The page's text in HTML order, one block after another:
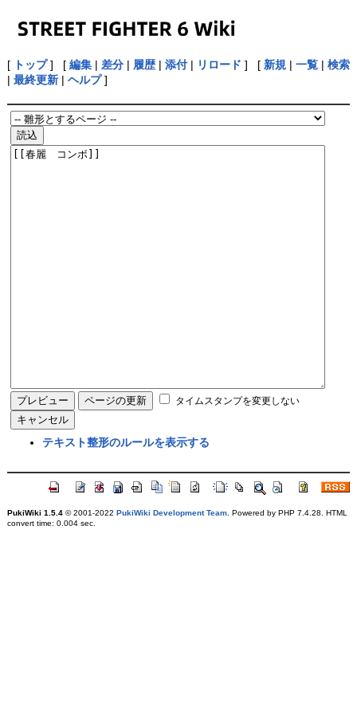
[ トップ] [ 編集| 差分| 履歴| 添付| リロード ] [ 新規| 一覧| 検索
| 最終更新| ヘルプ]
タイムスタンプを変更しない
テキスト整形のルールを表示する
PukiWiki 1.5.4© 2001-2022 PukiWiki Development Team. Powered by PHP 7.4.28. HTML
convert time: 0.004 sec.